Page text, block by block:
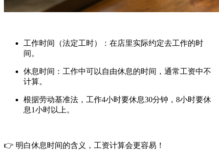
工作时间（法定工时）
：在店里实际约定去工作的时
间。
休息时间 ：工作中可以自由休息的时间，通常工资中不
计算。
根据劳动基准法，工作4小时要休息30分钟，8小时要休
息1小时以上。
👉 明白休息时间的含义，工资计算会更容易！